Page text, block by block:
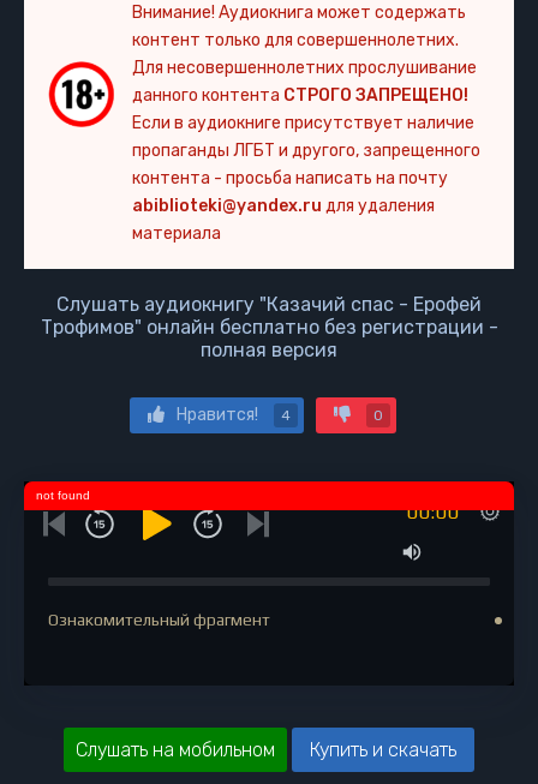
Внимание! Аудиокнига может содержать
контент только для совершеннолетних.
Для несовершеннолетних прослушивание
данного контента СТРОГО ЗАПРЕЩЕНО!
Если в аудиокниге присутствует наличие
пропаганды ЛГБТ и другого, запрещенного
контента - просьба написать на почту
abiblioteki@yandex.ru для удаления
материала
Слушать аудиокнигу "Казачий спас - Ерофей
Трофимов" онлайн бесплатно без регистрации -
полная версия
Нравится! 4 0
00:00
Ознакомительный фрагмент
not found
Слушать на мобильном Купить и скачать